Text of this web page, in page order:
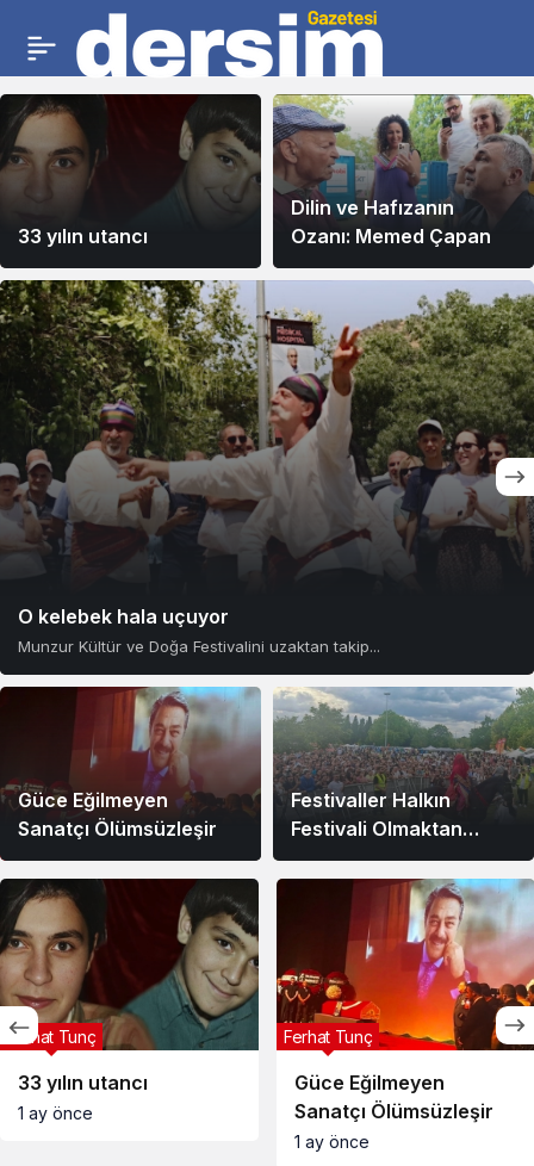
O kelebek hala uçuyor
Munzur Kültür ve Doğa Festivalini uzaktan takip...
33 yılın utancı
Güce Eğilmeyen
Sanatçı Ölümsüzleşir
Dilin ve Hafızanın
Ozanı: Memed Çapan
Festivaller Halkın
Festivali Olmaktan
Çıkmasın
Ferhat Tunç
33 yılın utancı
1 ay önce
Ferhat Tunç
Güce Eğilmeyen
Sanatçı Ölümsüzleşir
1 ay önce